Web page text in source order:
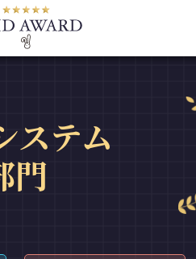
ステム
門